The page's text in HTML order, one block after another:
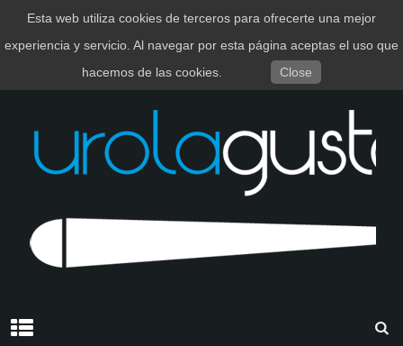
EUSKARA ESPAÑOL
Esta web utiliza cookies de terceros para ofrecerte una mejor
experiencia y servicio. Al navegar por esta página aceptas el uso que
hacemos de las cookies.
Close